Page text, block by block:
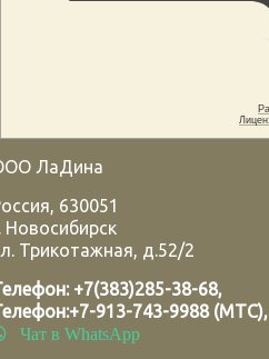
ЛаДина
, 630051
Новосибирск
Трикотажная, д.52/2
+7(383)285-38-68,
+7-913-743-9988 (МТС),
Чат в WhatsApp